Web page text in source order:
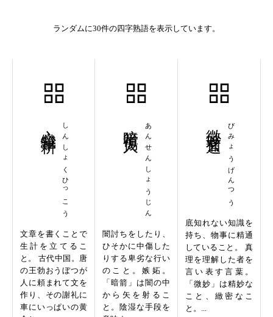
ランダムに30件の四字熟語を表示しています。
しんしょくひっこう
文章を書くことで
生計を立てるこ
と。 古代中国。唐
の王勃おうぼつが
人に頼まれて文を
作り、その謝礼に
車にいっぱいの黄
あんせんしょうじん
闇討ちをしたり、
ひそかに中傷した
りする卑劣な行い
のこと。嫉妬。
「暗箭」は闇の中
から矢を射るこ
と。陰湿な手段を
びみょうげんつう
底知れない知識を
持ち、物事に精通
していること。 真
理を理解した者を
言い表す言葉。
「微妙」は精妙な
こと、緻密なこ
と。...